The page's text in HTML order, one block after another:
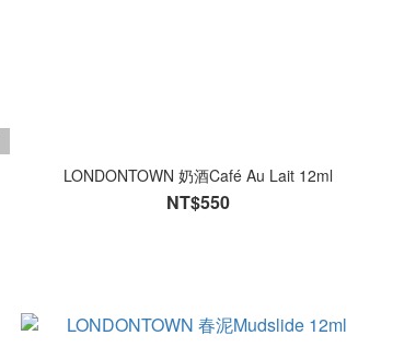
LONDONTOWN 奶酒Café Au Lait 12ml
NT$550